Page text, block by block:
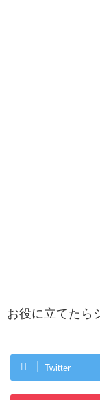
お役に立てたら
Twitter